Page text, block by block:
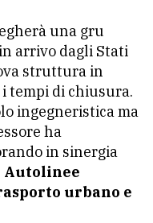
una gru
arrivo dagli Stati
struttura in
tempi di chiusura.
ingegneristica ma
ha
in sinergia
Autolinee
urbano e